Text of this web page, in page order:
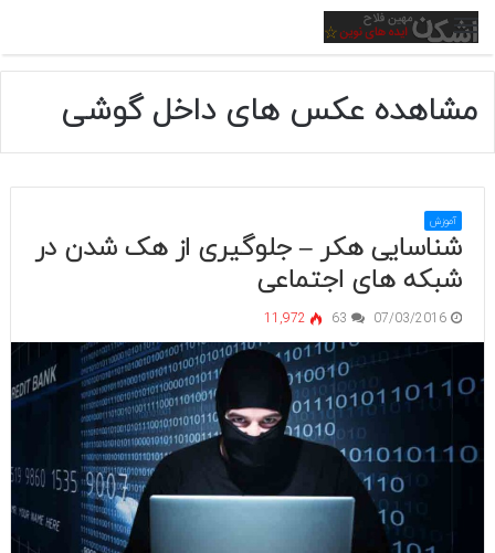
منو
مشاهده عکس های داخل گوشی
آموزش
شناسایی هکر – جلوگیری از هک شدن در
شبکه های اجتماعی
07/03/2016
63
11,972